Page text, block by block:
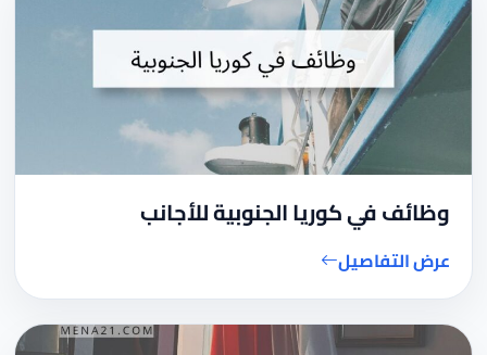
وظائف في كوريا الجنوبية للأجانب
عرض التفاصيل